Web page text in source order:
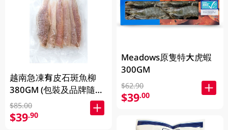
越南急凍有皮石斑魚柳
380GM (包裝及品牌隨機
發放)
$85.00
$39.90
Meadows原隻特大虎蝦
300GM
$62.90
$39.00